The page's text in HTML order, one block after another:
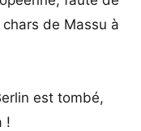
de Massu à
est tombé,
!